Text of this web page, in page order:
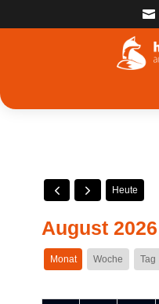

Heute
August 2026
Monat Woche Tag